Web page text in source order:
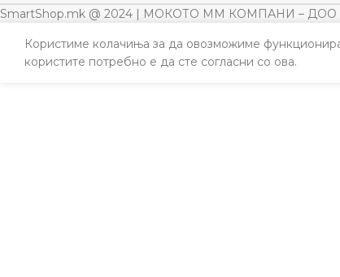
SmartShop.mk @ 2024 | МОКОТО ММ КОМПАНИ – ДОО ,
Користиме колачиња за да овозможиме
користите потребно е да сте согласни со ова.